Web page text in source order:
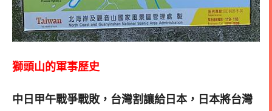
獅頭山的軍事歷史
中日甲午戰爭戰敗，台灣割讓給日本，日本將台灣